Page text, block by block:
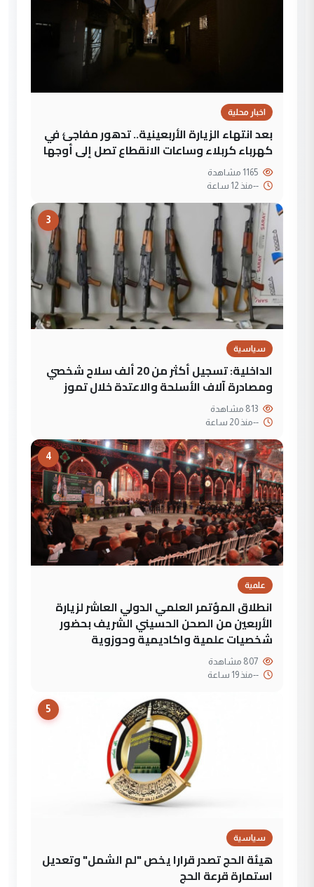
اخبار محلية
بعد انتهاء الزيارة الأربعينية.. تدهور مفاجئ في
كهرباء كربلاء وساعات الانقطاع تصل إلى أوجها
--منذ 12 ساعة
3
سياسية
الداخلية: تسجيل أكثر من 20 ألف سلاح شخصي
ومصادرة آلاف الأسلحة والاعتدة خلال تموز
--منذ 20 ساعة
4
علمية
انطلاق المؤتمر العلمي الدولي العاشر لزيارة
الأربعين من الصحن الحسيني الشريف بحضور
شخصيات علمية واكاديمية وحوزوية
--منذ 19 ساعة
5
سياسية
هيئة الحج تصدر قرارا يخص "لم الشمل" وتعديل
استمارة قرعة الحج